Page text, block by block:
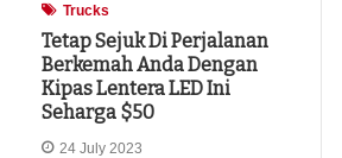
Trucks
Tetap Sejuk Di Perjalanan
Berkemah Anda Dengan
Kipas Lentera LED Ini
Seharga $50
24 July 2023